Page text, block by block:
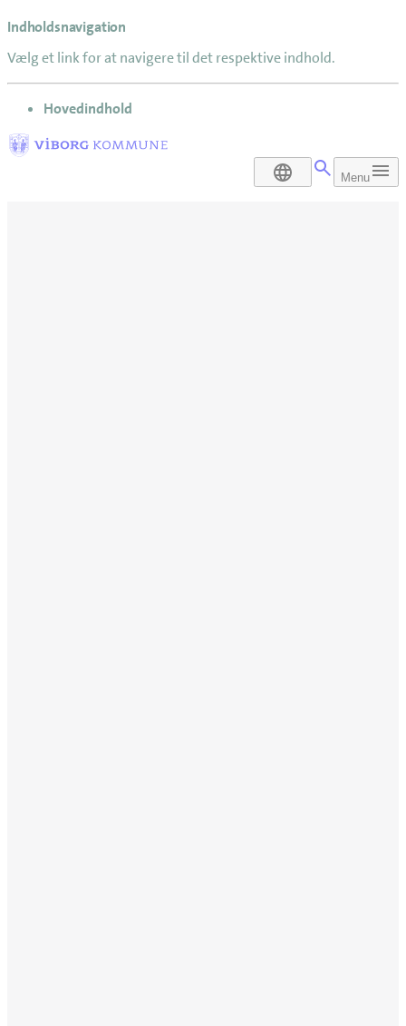
Indholdsnavigation
Vælg et link for at navigere til det respektive indhold.
gå til
Hovedindhold
DA Menu